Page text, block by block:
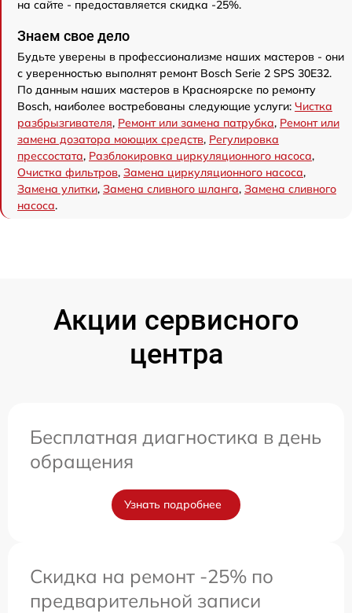
на сайте - предоставляется скидка -25%.
Знаем свое дело
Будьте уверены в профессионализме наших мастеров - они
с уверенностью выполнят ремонт Bosch Serie 2 SPS 30E32.
По данным наших мастеров в Красноярске по ремонту
Bosch, наиболее востребованы следующие услуги: Чистка
разбрызгивателя, Ремонт или замена патрубка, Ремонт или
замена дозатора моющих средств, Регулировка
прессостата, Разблокировка циркуляционного насоса,
Очистка фильтров, Замена циркуляционного насоса,
Замена улитки, Замена сливного шланга, Замена сливного
насоса.
Акции сервисного
центра
Бесплатная диагностика в день
обращения
Узнать подробнее
Скидка на ремонт -25% по
предварительной записи